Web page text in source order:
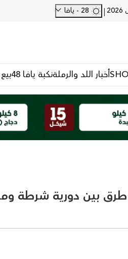
|
أخبار اللد والرملةنكبة يافا 48
طرق بين دورية شرطة